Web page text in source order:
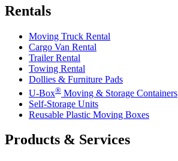
Rentals
Moving Truck Rental
Cargo Van Rental
Trailer Rental
Towing Rental
Dollies & Furniture Pads
U-Box® Moving & Storage Containers
Self-Storage Units
Reusable Plastic Moving Boxes
Products & Services